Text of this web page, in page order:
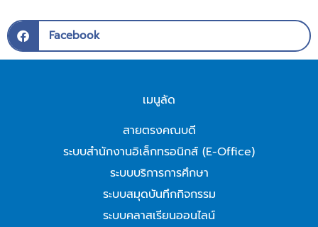
Facebook
เมนูลัด
สายตรงคณบดี
ระบบสำนักงานอิเล็กทรอนิกส์ (E-Office)
ระบบบริการการศึกษา
ระบบสมุดบันทึกกิจกรรม
ระบบคลาสเรียนออนไลน์